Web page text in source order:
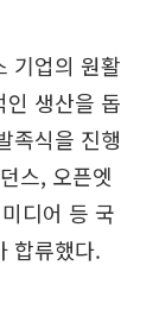
기업의 원활
인 생산을 돕
족식을 진행
스, 오픈엣
디어 등 국
합류했다.